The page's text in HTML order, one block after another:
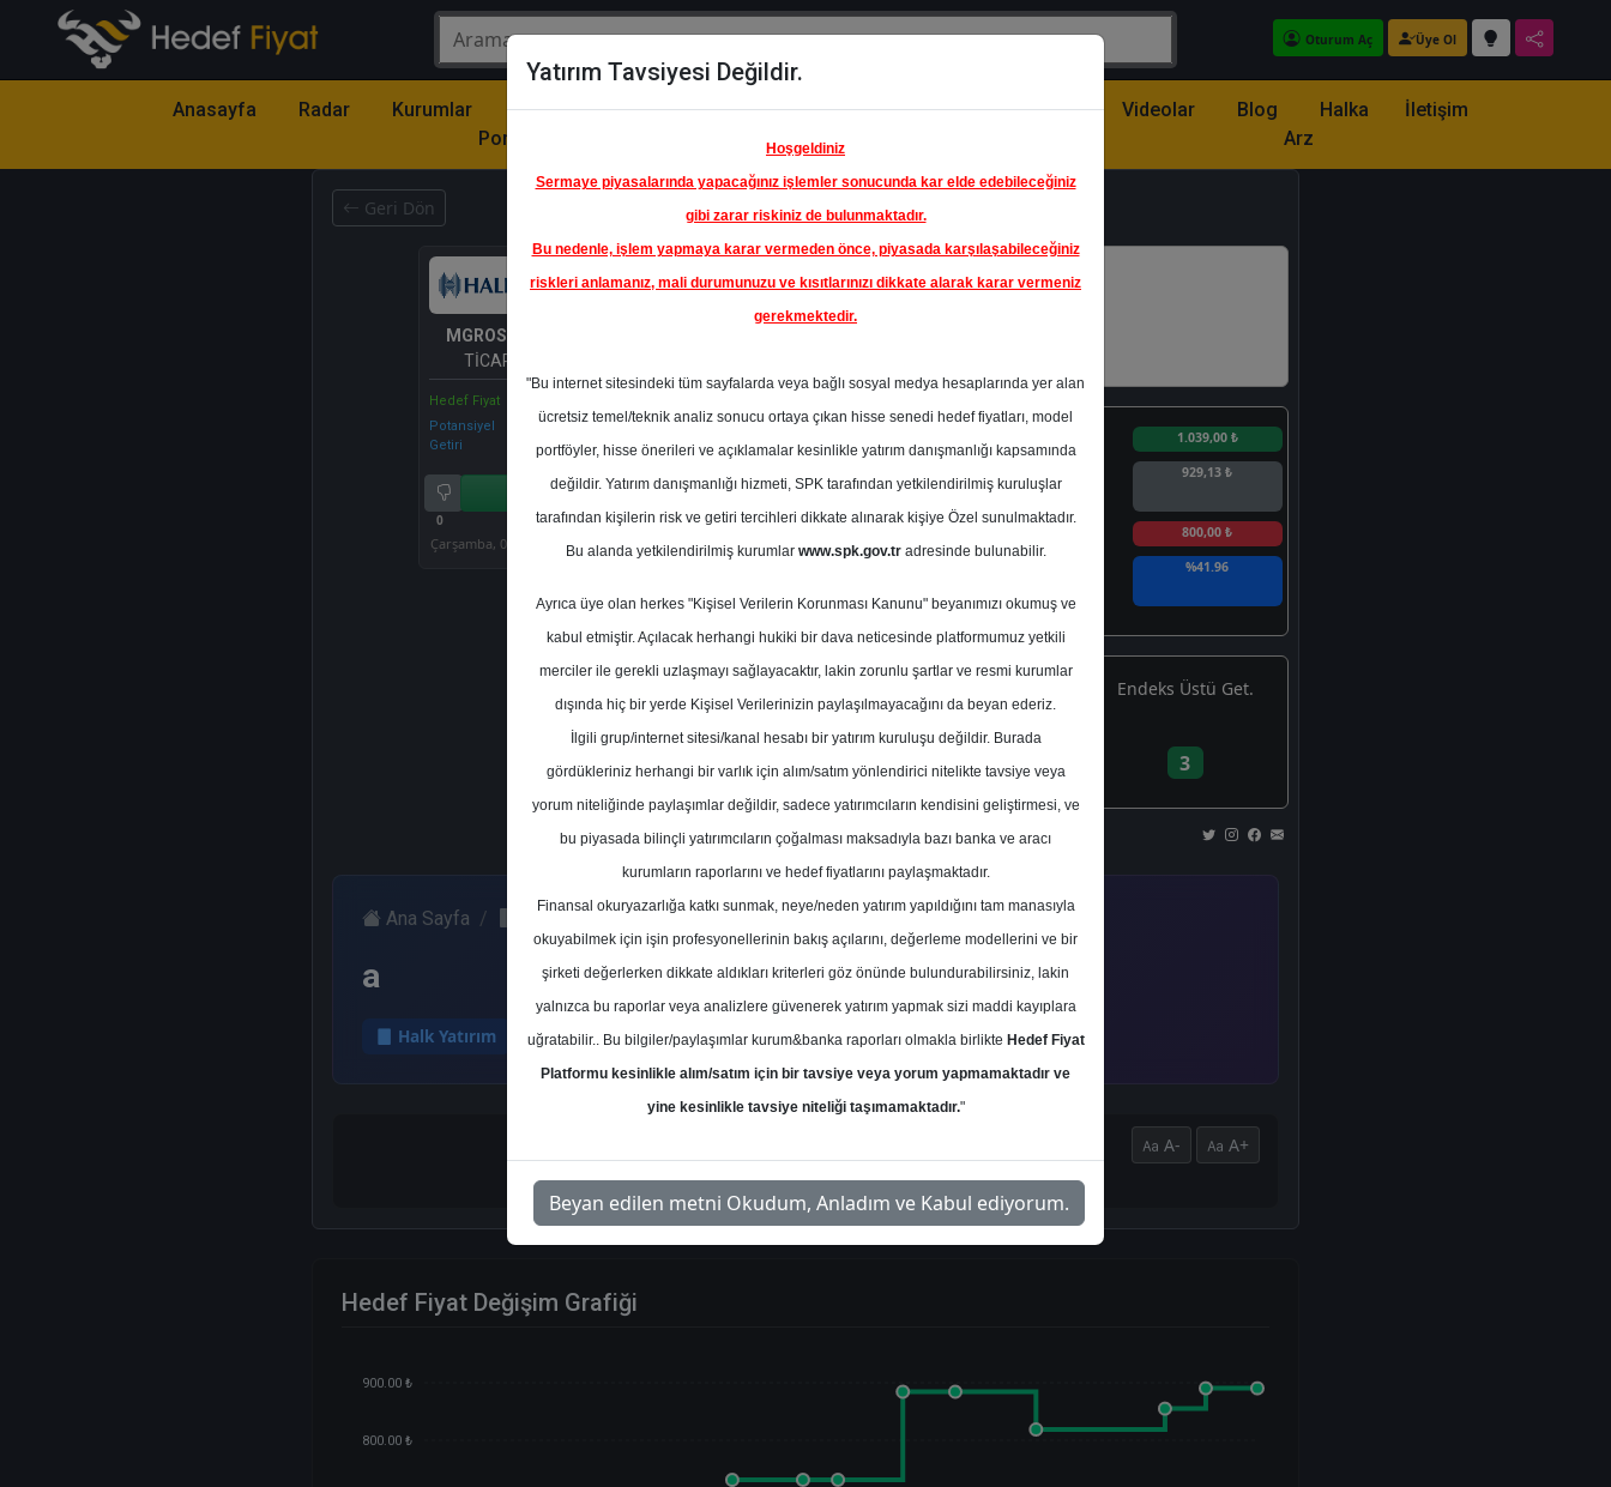
Oturum Aç Üye Ol
Anasayfa Radar Kurumlar
Model
Portföy
Hisse
Öne
Çıkanlar
Raporlar Partnerlerimiz Videolar Blog
Halka
Arz
İletişim
Geri Dön
MGROS
TİCARET A.Ş.
Hedef Fiyat
Potansiyel
Getiri
%0.00
0 2
Çarşamba, 09 Ağustos 2023
En Yüksek Tahmin 1.039,00 ₺
Ortalama Fiyat
Tahmini
929,13 ₺
800,00 ₺
Potansiyeli
%41.96
Kurum Sayısı
11
8
Endeks Üstü Get.
3
Çarşamba, 09 Ağustos 2023
Ana Sayfa MGROS Hedef Fiyat
a
Halk Yatırım Hedef: 387.80 ₺ Potansiyel: %0.00
A- A+
Hedef Fiyat Değişim Grafiği
900.00 ₺
800.00 ₺
Yatırım Tavsiyesi Değildir.
Hoşgeldiniz
Sermaye piyasalarında yapacağınız işlemler sonucunda kar elde edebileceğiniz
gibi zarar riskiniz de bulunmaktadır.
Bu nedenle, işlem yapmaya karar vermeden önce, piyasada karşılaşabileceğiniz
riskleri anlamanız, mali durumunuzu ve kısıtlarınızı dikkate alarak karar vermeniz
gerekmektedir.
"Bu internet sitesindeki tüm sayfalarda veya bağlı sosyal medya hesaplarında yer alan
ücretsiz temel/teknik analiz sonucu ortaya çıkan hisse senedi hedef fiyatları, model
portföyler, hisse önerileri ve açıklamalar kesinlikle yatırım danışmanlığı kapsamında
değildir. Yatırım danışmanlığı hizmeti, SPK tarafından yetkilendirilmiş kuruluşlar
tarafından kişilerin risk ve getiri tercihleri dikkate alınarak kişiye Özel sunulmaktadır.
Bu alanda yetkilendirilmiş kurumlar www.spk.gov.tradresinde bulunabilir.
Ayrıca üye olan herkes "Kişisel Verilerin Korunması Kanunu" beyanımızı okumuş ve
kabul etmiştir. Açılacak herhangi hukiki bir dava neticesinde platformumuz yetkili
merciler ile gerekli uzlaşmayı sağlayacaktır, lakin zorunlu şartlar ve resmi kurumlar
dışında hiç bir yerde Kişisel Verilerinizin paylaşılmayacağını da beyan ederiz.
İlgili grup/internet sitesi/kanal hesabı bir yatırım kuruluşu değildir. Burada
gördükleriniz herhangi bir varlık için alım/satım yönlendirici nitelikte tavsiye veya
yorum niteliğinde paylaşımlar değildir, sadece yatırımcıların kendisini geliştirmesi, ve
bu piyasada bilinçli yatırımcıların çoğalması maksadıyla bazı banka ve aracı
kurumların raporlarını ve hedef fiyatlarını paylaşmaktadır.
Finansal okuryazarlığa katkı sunmak, neye/neden yatırım yapıldığını tam manasıyla
okuyabilmek için işin profesyonellerinin bakış açılarını, değerleme modellerini ve bir
şirketi değerlerken dikkate aldıkları kriterleri göz önünde bulundurabilirsiniz, lakin
yalnızca bu raporlar veya analizlere güvenerek yatırım yapmak sizi maddi kayıplara
uğratabilir.. Bu bilgiler/paylaşımlar kurum&banka raporları olmakla birlikte Hedef Fiyat
Platformu kesinlikle alım/satım için bir tavsiye veya yorum yapmamaktadır ve
yine kesinlikle tavsiye niteliği taşımamaktadır."
Beyan edilen metni Okudum, Anladım ve Kabul ediyorum.